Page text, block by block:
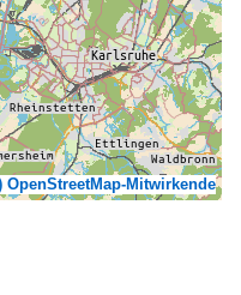
OpenStreetMap-Mitwirkende